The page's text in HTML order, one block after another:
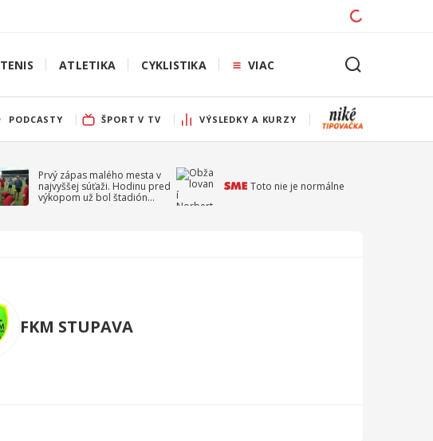
TENIS ATLETIKA CYKLISTIKA VIAC
PODCASTY ŠPORT V TV VÝSLEDKY A KURZY
Prvý zápas malého mesta v
najvyššej súťaži. Hodinu pred
výkopom už bol štadión
Toto nie je normálne
FKM STUPAVA